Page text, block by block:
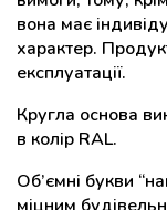
вона має
характер.
експлуатації.
Кругла основа
в колір RAL.
Об’ємні букви